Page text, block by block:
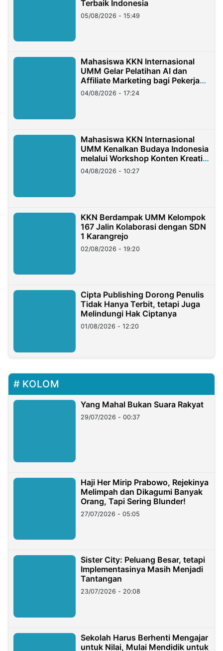
Terbaik Indonesia
05/08/2026 - 15:49
Mahasiswa KKN Internasional
UMM Gelar Pelatihan AI dan
Affiliate Marketing bagi Pekerja
Migran Indonesia di Taiwan
04/08/2026 - 17:24
Mahasiswa KKN Internasional
UMM Kenalkan Budaya Indonesia
melalui Workshop Konten Kreatif
di Taiwan
04/08/2026 - 10:27
KKN Berdampak UMM Kelompok
167 Jalin Kolaborasi dengan SDN
1 Karangrejo
02/08/2026 - 19:20
Cipta Publishing Dorong Penulis
Tidak Hanya Terbit, tetapi Juga
Melindungi Hak Ciptanya
01/08/2026 - 12:20
KOLOM
Yang Mahal Bukan Suara Rakyat
29/07/2026 - 00:37
Haji Her Mirip Prabowo, Rejekinya
Melimpah dan Dikagumi Banyak
Orang, Tapi Sering Blunder!
27/07/2026 - 05:05
Sister City: Peluang Besar, tetapi
Implementasinya Masih Menjadi
Tantangan
23/07/2026 - 20:08
Sekolah Harus Berhenti Mengajar
untuk Nilai, Mulai Mendidik untuk